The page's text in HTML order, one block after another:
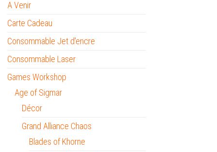
A Venir
Carte Cadeau
Consommable Jet d'encre
Consommable Laser
Games Workshop
Age of Sigmar
Décor
Grand Alliance Chaos
Blades of Khorne